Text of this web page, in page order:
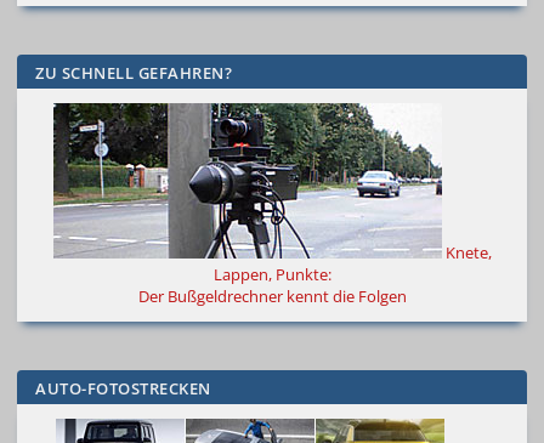
ZU SCHNELL GEFAHREN?
Knete,
Lappen, Punkte:
Der Bußgeldrechner kennt die Folgen
AUTO-FOTOSTRECKEN